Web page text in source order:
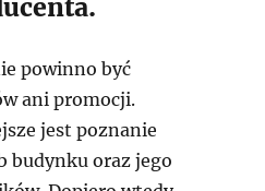
powinno być
ani promocji.
jest poznanie
budynku oraz jego